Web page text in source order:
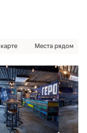
Места рядом